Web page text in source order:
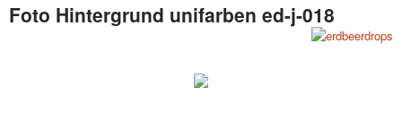
Foto Hintergrund unifarben ed-j-018